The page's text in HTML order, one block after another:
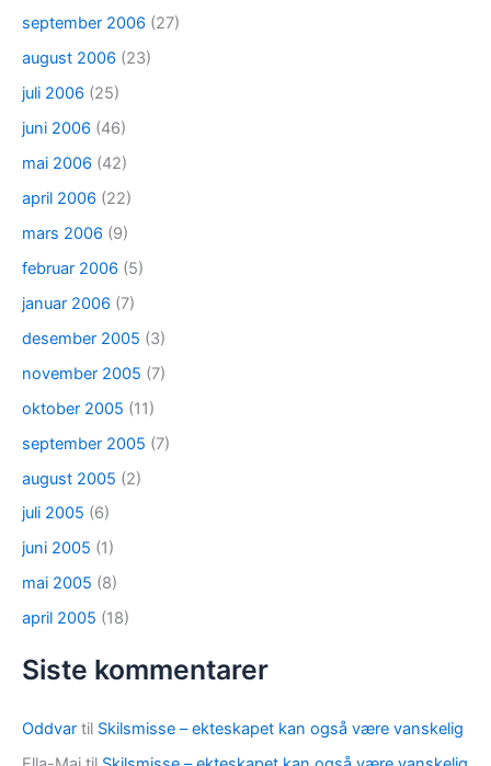
september 2006 (27)
august 2006 (23)
juli 2006 (25)
juni 2006 (46)
mai 2006 (42)
april 2006 (22)
mars 2006 (9)
februar 2006 (5)
januar 2006 (7)
desember 2005 (3)
november 2005 (7)
oktober 2005 (11)
september 2005 (7)
august 2005 (2)
juli 2005 (6)
juni 2005 (1)
mai 2005 (8)
april 2005 (18)
Siste kommentarer
Oddvar til Skilsmisse – ekteskapet kan også være vanskelig